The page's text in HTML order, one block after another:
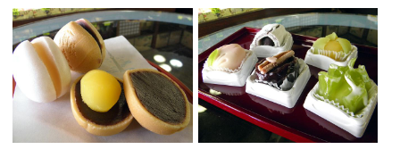
墨田区業平、東京スカイツリーからほど近くにある
「お城 森八」こと、「森八本舗」を訪れました。
こちら「森八本舗」は昭和8年創業の和菓子屋さんで、
今もその伝統を受け継いだ二代目の御主人がこだわり
の美味しいあんこを提供してくれるお店です。
私は御主人お勧めの「栗入最中」を頂きましたが、一
言で言うなら「本当に上品な最中」でした。まず、手